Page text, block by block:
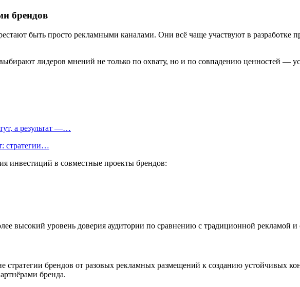
брендов
быть просто рекламными каналами. Они всё чаще участвуют в разработке
лидеров мнений не только по охвату, но и по совпадению ценностей —
а результат —…
стратегии…
инвестиций в совместные проекты брендов:
высокий уровень доверия аудитории по сравнению с традиционной рекламой
брендов от разовых рекламных размещений к созданию устойчивых
бренда.